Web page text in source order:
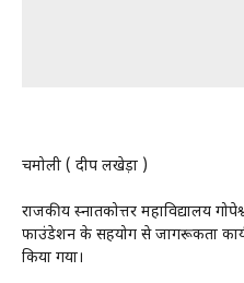
चमोली ( प्रदीप लखेड़ा )
राजकीय स्नातकोत्तर महाविद्यालय
फाउंडेशन के सहयोग से जागरूकता
किया गया।